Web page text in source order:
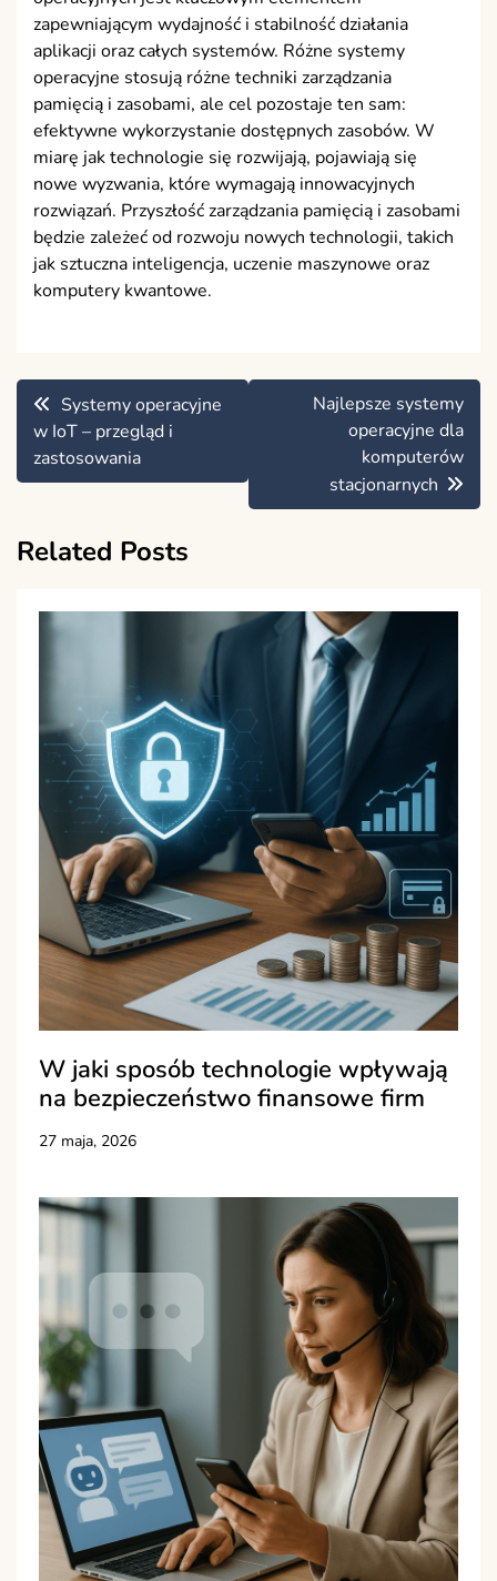
zapewniającym wydajność i stabilność działania
aplikacji oraz całych systemów. Różne systemy
operacyjne stosują różne techniki zarządzania
pamięcią i zasobami, ale cel pozostaje ten sam:
efektywne wykorzystanie dostępnych zasobów. W
miarę jak technologie się rozwijają, pojawiają się
nowe wyzwania, które wymagają innowacyjnych
rozwiązań. Przyszłość zarządzania pamięcią i zasobami
będzie zależeć od rozwoju nowych technologii, takich
jak sztuczna inteligencja, uczenie maszynowe oraz
komputery kwantowe.
Nawigacja
wpisu
Systemy operacyjne
w IoT – przegląd i
zastosowania
Najlepsze systemy
operacyjne dla
komputerów
stacjonarnych
Related Posts
W jaki sposób technologie wpływają
na bezpieczeństwo finansowe firm
27 maja, 2026